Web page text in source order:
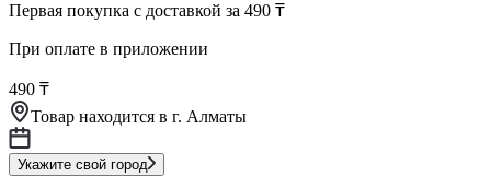
Первая покупка с доставкой за 490 ₸
При оплате в приложении
490 ₸
Товар находится в г. Алматы
Укажите свой город